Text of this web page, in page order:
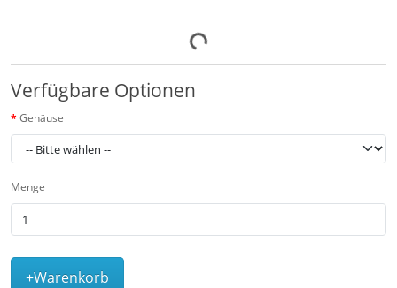
Verfügbare Optionen
Gehäuse
Menge
+Warenkorb